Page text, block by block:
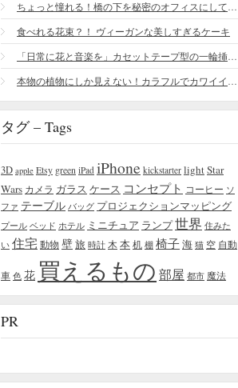
食べれる花束？！ ヴィーガンな美しすぎるケーキ
タグ – Tags
3D apple Etsy green iPad iPhone kickstarter lightStar
Wars カメラ ガラス ケース コンセプト コーヒー ソ
ファ テーブル バッグ プロジェクションマッピング
プール ベッド ホテル ミニチュア ランプ世界 住みた
い 住宅 動物 壁旅 時計 木 本机 棚 椅子海 猫 空 自動
車 色 花 買えるもの 部屋 都市 魔法
PR